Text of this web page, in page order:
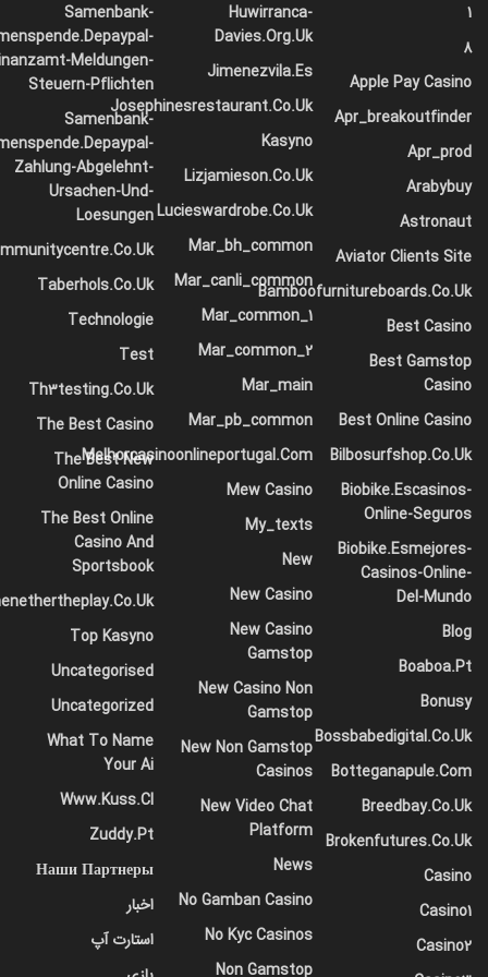
در ساحلدریای خزرقدم بزنید
مجموعه ای از نمونه های نساجی روی میز پهن شده بود – سامسا
فروشنده دوره گرد بود – و بالای آن تصویری که اخیراً از مجله ای
مصور بریده بود و در یک قاب زیبا و طلاکاری شده قرار داشت،
روی آن آویزان بود. در آن یک خانم با کلاه خز و بوآ خز که به
صورت راست نشسته بود نشان داده شد، یک کت خز سنگین را
که تمام بازوی پایینی او را پوشانده بود به طرف بیننده بلند کرد.
گرگور سپس برگشت تا از پنجره به هوای کسل کننده نگاه کند.
قطرات باران در حال برخورد با شیشه شنیده می شود، که باعث
می شود او کاملاً ناراحت شود. او فکر کرد: “چطور اگر کمی بیشتر
بخوابم و این همه مزخرف را فراموش کنم”، اما این کاری بود که او
1
8
Apple Pay Casino
Apr_breakoutfinder
Apr_prod
Arabybuy
Astronaut
Aviator Clients Site
Bamboofurnitureboards.co.uk
Best Casino
Best Gamstop
Casino
Best Online Casino
Bilbosurfshop.co.uk
Biobike.escasinos-
Online-Seguros
Biobike.esmejores-
Casinos-Online-
Del-Mundo
Blog
Boaboa.pt
Bonusy
Bossbabedigital.co.uk
Botteganapule.com
Breedbay.co.uk
Brokenfutures.co.uk
Casino
Casino1
Casino2
Huwirranca-
Davies.org.uk
Jimenezvila.es
Josephinesrestaurant.co.uk
Kasyno
Lizjamieson.co.uk
Lucieswardrobe.co.uk
Mar_bh_common
Mar_canli_common
Mar_common_1
Mar_common_2
Mar_main
Mar_pb_common
Melhorcasinoonlineportugal.com
Mew Casino
My_texts
New
New Casino
New Casino
Gamstop
New Casino Non
Gamstop
New Non Gamstop
Casinos
New Video Chat
Platform
News
No Gamban Casino
No Kyc Casinos
Non Gamstop
Samenbank-
Meldungen-
Steuern-Pflichten
Samenbank-
Zahlung-Abgelehnt-
Ursachen-Und-
Loesungen
Taberhols.co.uk
Technologie
Test
Th3testing.co.uk
The Best Casino
The Best New
Online Casino
The Best Online
Casino And
Sportsbook
Top Kasyno
Uncategorised
Uncategorized
What To Name
Your Ai
Www.kuss.cl
Zuddy.pt
Наши Партнеры
اخبار
استارت آپ